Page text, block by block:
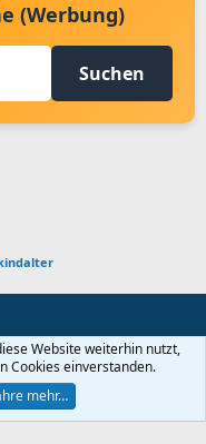
(Werbung)
Suchen
Datenschutz
Ltd.
Website weiterhin nutzt,
Cookies einverstanden.
mehr…